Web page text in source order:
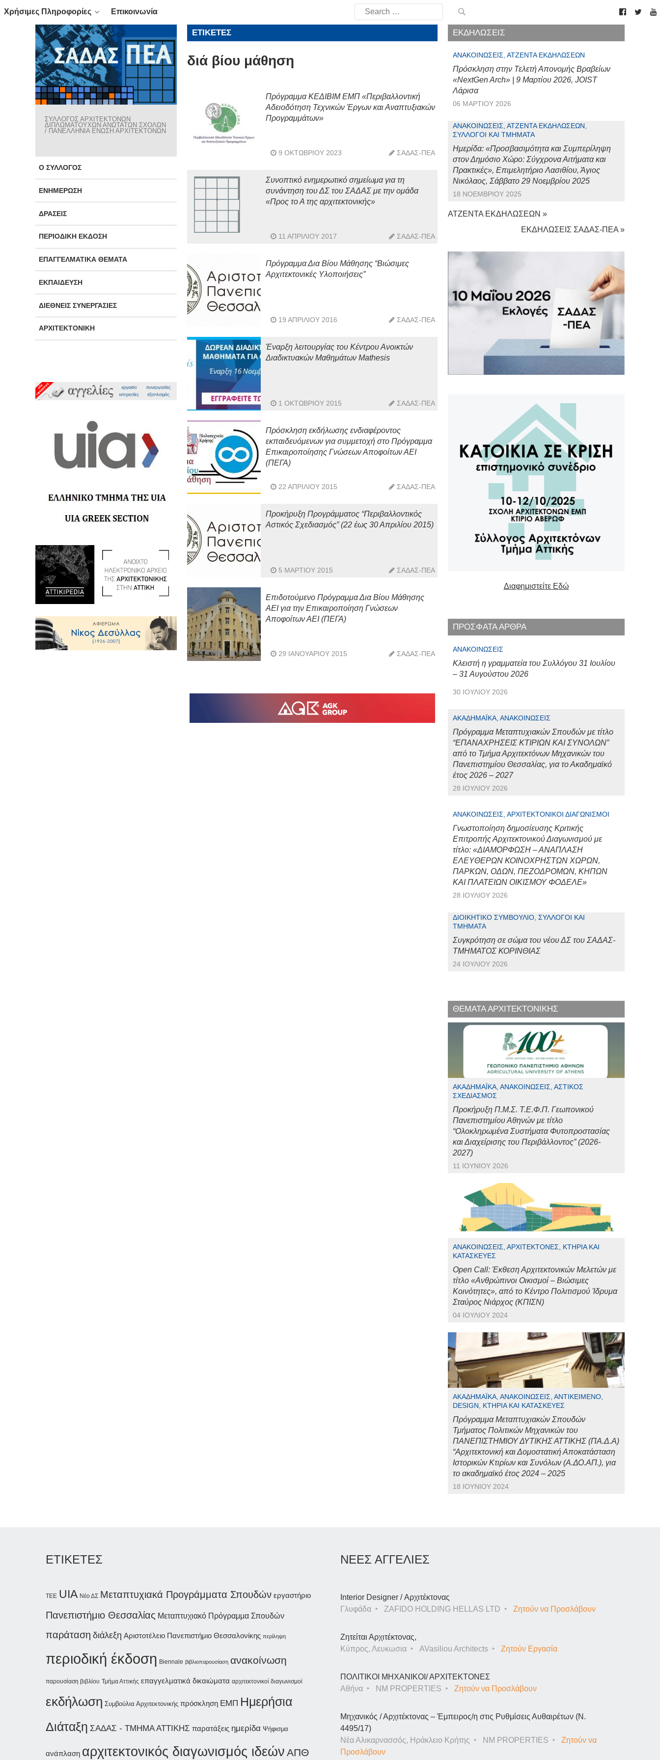
Χρήσιμες Πληροφορίες Επικοινωνία
Search
for:
ΣΥΛΛΟΓΟΣ ΑΡΧΙΤΕΚΤΟΝΩΝ
ΔΙΠΛΩΜΑΤΟΥΧΩΝ ΑΝΩΤΑΤΩΝ ΣΧΟΛΩΝ
/ ΠΑΝΕΛΛΗΝΙΑ ΕΝΩΣΗ ΑΡΧΙΤΕΚΤΟΝΩΝ
Ο ΣΎΛΛΟΓΟΣ
ΕΝΗΜΈΡΩΣΗ
ΔΡΆΣΕΙΣ
ΠΕΡΙΟΔΙΚΉ ΈΚΔΟΣΗ
ΕΠΑΓΓΕΛΜΑΤΙΚΆ ΘΈΜΑΤΑ
ΕΚΠΑΊΔΕΥΣΗ
ΔΙΕΘΝΕΊΣ ΣΥΝΕΡΓΑΣΊΕΣ
ΑΡΧΙΤΕΚΤΟΝΙΚΉ
ΕΤΙΚΈΤΕΣ
διά βίου μάθηση
Πρόγραμμα ΚΕΔΙΒΙΜ ΕΜΠ «Περιβαλλοντική
Αδειοδότηση Τεχνικών Έργων και Αναπτυξιακών
Προγραμμάτων»
9 ΟΚΤΩΒΡΊΟΥ 2023 ΣΑΔΑΣ-ΠΕΑ
Συνοπτικό ενημερωτικό σημείωμα για τη
συνάντηση του ΔΣ του ΣΑΔΑΣ με την ομάδα
«Προς το Α της αρχιτεκτονικής»
11 ΑΠΡΙΛΊΟΥ 2017 ΣΑΔΑΣ-ΠΕΑ
Πρόγραμμα Δια Βίου Μάθησης “Βιώσιμες
Αρχιτεκτονικές Υλοποιήσεις”
19 ΑΠΡΙΛΊΟΥ 2016 ΣΑΔΑΣ-ΠΕΑ
Έναρξη λειτουργίας του Κέντρου Ανοικτών
Διαδικτυακών Μαθημάτων Mathesis
1 ΟΚΤΩΒΡΊΟΥ 2015 ΣΑΔΑΣ-ΠΕΑ
Πρόσκληση εκδήλωσης ενδιαφέροντος
εκπαιδευόμενων για συμμετοχή στο Πρόγραμμα
Επικαιροποίησης Γνώσεων Αποφοίτων ΑΕΙ
(ΠΕΓΑ)
22 ΑΠΡΙΛΊΟΥ 2015 ΣΑΔΑΣ-ΠΕΑ
Προκήρυξη Προγράμματος “Περιβαλλοντικός
Αστικός Σχεδιασμός” (22 έως 30 Απριλίου 2015)
5 ΜΑΡΤΊΟΥ 2015 ΣΑΔΑΣ-ΠΕΑ
Επιδοτούμενο Πρόγραμμα Δια Βίου Μάθησης
ΑΕΙ για την Επικαιροποίηση Γνώσεων
Αποφοίτων ΑΕΙ (ΠΕΓΑ)
29 ΙΑΝΟΥΑΡΊΟΥ 2015 ΣΑΔΑΣ-ΠΕΑ
ΕΚΔΗΛΩΣΕΙΣ
ΑΝΑΚΟΙΝΏΣΕΙΣ, ΑΤΖΈΝΤΑ ΕΚΔΗΛΏΣΕΩΝ
Πρόσκληση στην Τελετή Απονομής Βραβείων
«NextGen Arch» | 9 Μαρτίου 2026, JOIST
Λάρισα
06 ΜΑΡΤΊΟΥ 2026
ΑΝΑΚΟΙΝΏΣΕΙΣ, ΑΤΖΈΝΤΑ ΕΚΔΗΛΏΣΕΩΝ,
ΣΎΛΛΟΓΟΙ ΚΑΙ ΤΜΉΜΑΤΑ
Ημερίδα: «Προσβασιμότητα και Συμπερίληψη
στον Δημόσιο Χώρο: Σύγχρονα Αιτήματα και
Πρακτικές», Επιμελητήριο Λασιθίου, Άγιος
Νικόλαος, Σάββατο 29 Νοεμβρίου 2025
18 ΝΟΕΜΒΡΊΟΥ 2025
ΑΤΖΕΝΤΑ ΕΚΔΗΛΩΣΕΩΝ »
ΕΚΔΗΛΩΣΕΙΣ ΣΑΔΑΣ-ΠΕΑ »
Διαφημιστείτε Εδώ
ΠΡΟΣΦΑΤΑ ΑΡΘΡΑ
ΑΝΑΚΟΙΝΏΣΕΙΣ
Κλειστή η γραμματεία του Συλλόγου 31 Ιουλίου
– 31 Αυγούστου 2026
30 ΙΟΥΛΊΟΥ 2026
ΑΚΑΔΗΜΑΪΚΆ, ΑΝΑΚΟΙΝΏΣΕΙΣ
Πρόγραμμα Μεταπτυχιακών Σπουδών με τίτλο
“ΕΠΑΝΑΧΡΗΣΕΙΣ ΚΤΙΡΙΩΝ ΚΑΙ ΣΥΝΟΛΩΝ”
από το Τμήμα Αρχιτεκτόνων Μηχανικών του
Πανεπιστημίου Θεσσαλίας, για το Ακαδημαϊκό
έτος 2026 – 2027
28 ΙΟΥΛΊΟΥ 2026
ΑΝΑΚΟΙΝΏΣΕΙΣ, ΑΡΧΙΤΕΚΤΟΝΙΚΟΊ ΔΙΑΓΩΝΙΣΜΟΊ
Γνωστοποίηση δημοσίευσης Κριτικής
Επιτροπής Αρχιτεκτονικού Διαγωνισμού με
τίτλο: «ΔΙΑΜΟΡΦΩΣΗ – ΑΝΑΠΛΑΣΗ
ΕΛΕΥΘΕΡΩΝ ΚΟΙΝΟΧΡΗΣΤΩΝ ΧΩΡΩΝ,
ΠΑΡΚΩΝ, ΟΔΩΝ, ΠΕΖΟΔΡΟΜΩΝ, ΚΗΠΩΝ
ΚΑΙ ΠΛΑΤΕΙΩΝ ΟΙΚΙΣΜΟΥ ΦΟΔΕΛΕ»
28 ΙΟΥΛΊΟΥ 2026
ΔΙΟΙΚΗΤΙΚΌ ΣΥΜΒΟΎΛΙΟ, ΣΎΛΛΟΓΟΙ ΚΑΙ
ΤΜΉΜΑΤΑ
Συγκρότηση σε σώμα του νέου ΔΣ του ΣΑΔΑΣ-
ΤΜΗΜΑΤΟΣ ΚΟΡΙΝΘΙΑΣ
24 ΙΟΥΛΊΟΥ 2026
ΘΕΜΑΤΑ ΑΡΧΙΤΕΚΤΟΝΙΚΗΣ
ΑΚΑΔΗΜΑΪΚΆ, ΑΝΑΚΟΙΝΏΣΕΙΣ, ΑΣΤΙΚΌΣ
ΣΧΕΔΙΑΣΜΌΣ
Προκήρυξη Π.Μ.Σ. Τ.Ε.Φ.Π. Γεωπονικού
Πανεπιστημίου Αθηνών με τίτλο
“Ολοκληρωμένα Συστήματα Φυτοπροστασίας
και Διαχείρισης του Περιβάλλοντος” (2026-
2027)
11 ΙΟΥΝΊΟΥ 2026
ΑΝΑΚΟΙΝΏΣΕΙΣ, ΑΡΧΙΤΈΚΤΟΝΕΣ, ΚΤΉΡΙΑ ΚΑΙ
ΚΑΤΑΣΚΕΥΈΣ
Open Call: Έκθεση Αρχιτεκτονικών Μελετών με
τίτλο «Ανθρώπινοι Οικισμοί – Βιώσιμες
Κοινότητες», από το Κέντρο Πολιτισμού Ίδρυμα
Σταύρος Νιάρχος (ΚΠΙΣΝ)
04 ΙΟΥΛΊΟΥ 2024
ΑΚΑΔΗΜΑΪΚΆ, ΑΝΑΚΟΙΝΏΣΕΙΣ, ΑΝΤΙΚΕΊΜΕΝΟ,
DESIGN, ΚΤΉΡΙΑ ΚΑΙ ΚΑΤΑΣΚΕΥΈΣ
Πρόγραμμα Μεταπτυχιακών Σπουδών
Τμήματος Πολιτικών Μηχανικών του
ΠΑΝΕΠΙΣΤΗΜΙΟΥ ΔΥΤΙΚΗΣ ΑΤΤΙΚΗΣ (ΠΑ.Δ.Α)
“Αρχιτεκτονική και Δομοστατική Αποκατάσταση
Ιστορικών Κτιρίων και Συνόλων (Α.ΔΟ.ΑΠ.), για
το ακαδημαϊκό έτος 2024 – 2025
18 ΙΟΥΝΊΟΥ 2024
ΕΤΙΚΕΤΕΣ
ΤΕΕ UIA Νέο ΔΣ Μεταπτυχιακά Προγράμματα Σπουδών εργαστήριο
Πανεπιστήμιο Θεσσαλίας Μεταπτυχιακό Πρόγραμμα Σπουδών
παράταση διάλεξη Αριστοτέλειο Πανεπιστήμιο Θεσσαλονίκης περίληψη
περιοδική έκδοση Biennale βιβλιοπαρουσίαση ανακοίνωση
παρουσίαση βιβλίου Τμήμα Αττικής επαγγελματικά δικαιώματα αρχιτεκτονικοί διαγωνισμοί
εκδήλωση Συμβούλια Αρχιτεκτονικής πρόσκληση ΕΜΠ Ημερήσια
Διάταξη ΣΑΔΑΣ - ΤΜΗΜΑ ΑΤΤΙΚΗΣ παρατάξεις ημερίδα Ψήφισμα
ανάπλαση αρχιτεκτονικός διαγωνισμός ιδεών ΑΠΘ
ΝΕΕΣ ΑΓΓΕΛΙΕΣ
Interior Designer / Αρχιτέκτονας
Γλυφάδα
ZAFIDO HOLDING HELLAS LTD Ζητούν να Προσλάβουν
Ζητείται Αρχιτέκτονας,
Κύπρος, Λευκωσια
AVasiliou Architects Ζητούν Εργασία
ΠΟΛΙΤΙΚΟΙ ΜΗΧΑΝΙΚΟΙ/ ΑΡΧΙΤΕΚΤΟΝΕΣ
Αθήνα
NM PROPERTIES Ζητούν να Προσλάβουν
Μηχανικός / Αρχιτέκτονας – Έμπειρος/η στις Ρυθμίσεις Αυθαιρέτων (Ν.
4495/17)
Νέα Αλικαρνασσός, Ηράκλειο Κρήτης
NM PROPERTIES
Ζητούν να
Προσλάβουν